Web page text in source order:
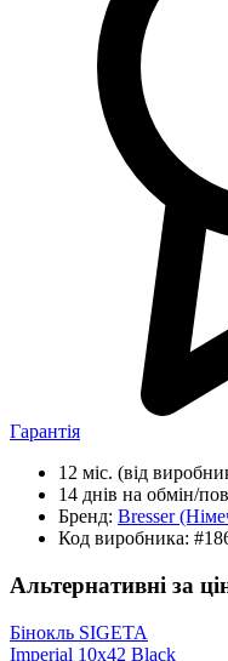
Гарантія
12 міс. (від
14 днів на обмін/
Бренд: Bresser
Код виробника:
Альтернативні за
Бінокль SIGETA
Imperial 10x42 Black